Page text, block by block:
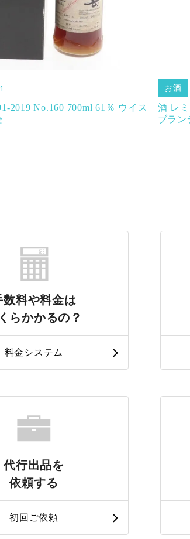
2019 No.160 700ml 61％ ウイス
お酒
酒 レ
ブラン
数料や料金は
らかかるの？
料金システム
代行出品を
依頼する
初回ご依頼